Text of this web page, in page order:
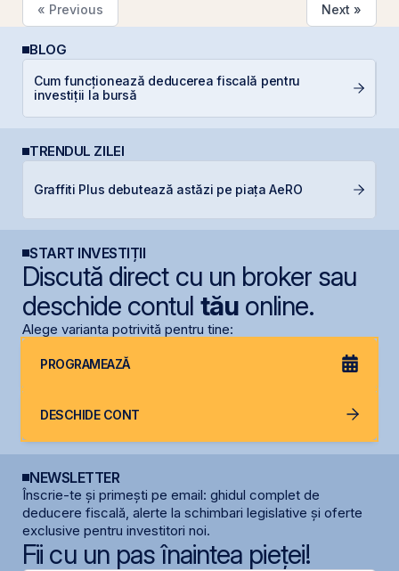
« Previous Next »
BLOG
Cum funcționează deducerea fiscală pentru
investiții la bursă
TRENDUL ZILEI
Graffiti Plus debutează astăzi pe piața AeRO
START INVESTIȚII
Discută direct cu un broker sau
deschide contul tăuonline.
Alege varianta potrivită pentru tine:
PROGRAMEAZĂ
DESCHIDE CONT
NEWSLETTER
Înscrie-te și primești pe email: ghidul complet de
deducere fiscală, alerte la schimbari legislative și oferte
exclusive pentru investitori noi.
Fii cu un pas înaintea pieței!